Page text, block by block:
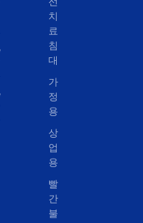
치
료
침
대
가
정
용
상
업
용
빨
간
불